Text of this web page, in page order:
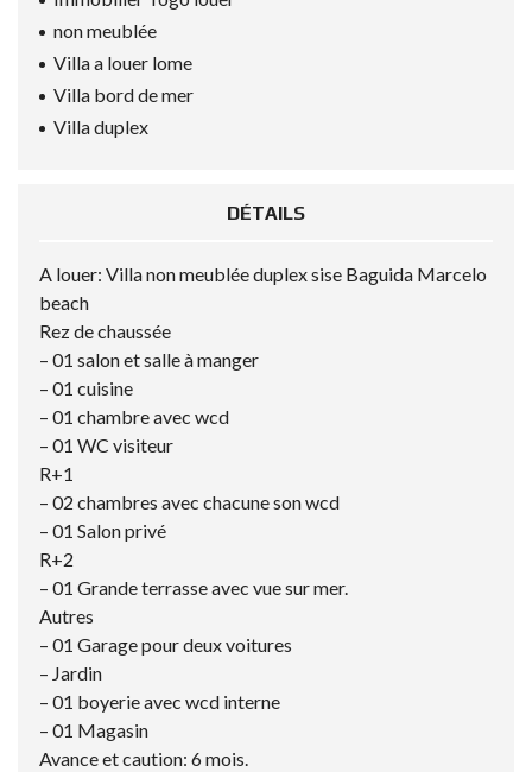
non meublée
Villa a louer lome
Villa bord de mer
Villa duplex
DÉTAILS
A louer: Villa non meublée duplex sise Baguida Marcelo
beach
Rez de chaussée
– 01 salon et salle à manger
– 01 cuisine
– 01 chambre avec wcd
– 01 WC visiteur
R+1
– 02 chambres avec chacune son wcd
– 01 Salon privé
R+2
– 01 Grande terrasse avec vue sur mer.
Autres
– 01 Garage pour deux voitures
– Jardin
– 01 boyerie avec wcd interne
– 01 Magasin
Avance et caution: 6 mois.